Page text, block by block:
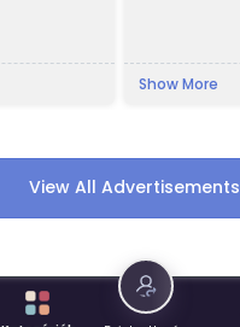
Show More
View All Advertisements